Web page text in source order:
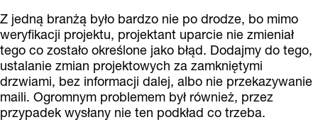
Z jedną branżą było bardzo nie po drodze, bo mimo
weryfikacji projektu, projektant uparcie nie zmieniał
tego co zostało określone jako błąd. Dodajmy do tego,
ustalanie zmian projektowych za zamkniętymi
drzwiami, bez informacji dalej, albo nie przekazywanie
maili. Ogromnym problemem był również, przez
przypadek wysłany nie ten podkład co trzeba.